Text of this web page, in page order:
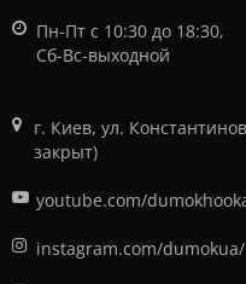
Пн-Пт с 10:30 до 18:30,
Сб-Вс-выходной
г. Киев, ул.
закрыт)
youtube.com/
instagram.com/dumokua/